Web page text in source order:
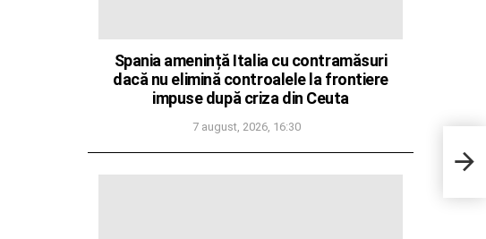
Spania amenință Italia cu contramăsuri
dacă nu elimină controalele la frontiere
impuse după criza din Ceuta
7 august, 2026, 16:30